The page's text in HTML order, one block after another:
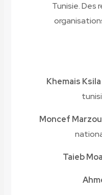
Tunisie. Des
Khemais Ksila
Moncef
Taieb